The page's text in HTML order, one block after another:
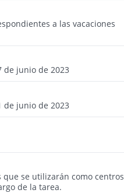
a las vacaciones
de junio de 2023
de junio de 2023
que se utilizarán como centros
de la tarea.